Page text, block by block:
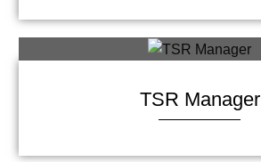
TSR Manager